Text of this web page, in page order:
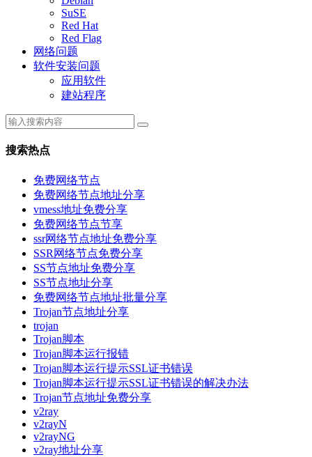
SuSE
Red Hat
Red Flag
网络问题
软件安装问题
应用软件
建站程序
搜索热点
免费网络节点
免费网络节点地址分享
vmess地址免费分享
免费网络节点节享
ssr网络节点地址免费分享
SSR网络节点免费分享
SS节点地址免费分享
SS节点地址分享
免费网络节点地址批量分享
Trojan节点地址分享
trojan
Trojan脚本
Trojan脚本运行报错
Trojan脚本运行提示SSL证书错误
Trojan脚本运行提示SSL证书错误的解决办法
Trojan节点地址免费分享
v2ray
v2rayN
v2rayNG
v2ray地址分享